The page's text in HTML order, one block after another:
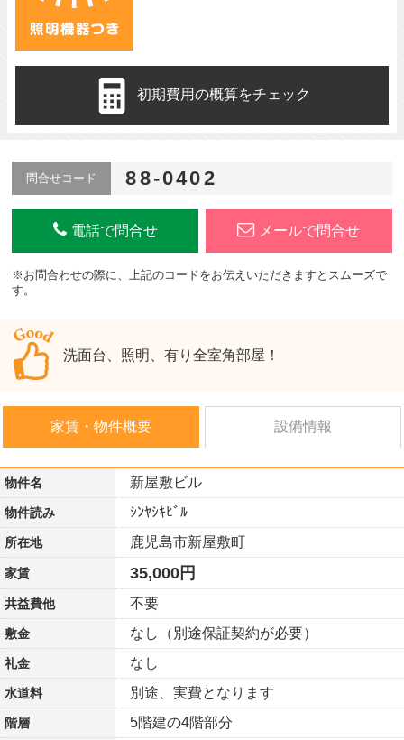
初期費用の概算をチェック
問合せコード 88-0402
電話で問合せ メールで問合せ
※お問合わせの際に、上記のコードをお伝えいただきますとスムーズで
す。
洗面台、照明、有り全室角部屋！
家賃・物件概要 設備情報
物件名 新屋敷ビル
物件読み ｼﾝﾔｼｷﾋﾞﾙ
所在地 鹿児島市新屋敷町
家賃 35,000円
共益費他 不要
敷金 なし（別途保証契約が必要）
礼金 なし
水道料 別途、実費となります
階層 5階建の4階部分